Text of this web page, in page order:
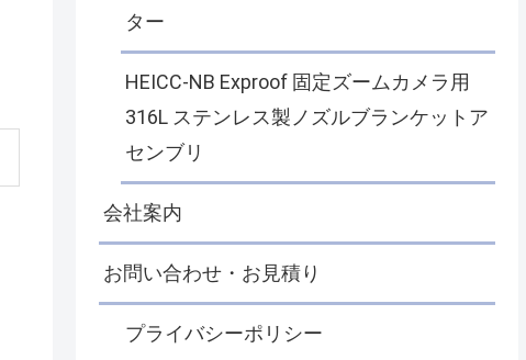
ター
HEICC-NB Exproof 固定ズームカメラ用
316L ステンレス製ノズルブランケットア
センブリ
会社案内
お問い合わせ・お見積り
プライバシーポリシー